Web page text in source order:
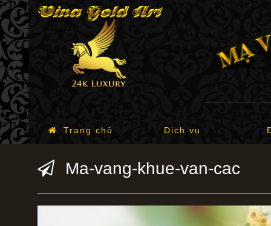
Trang chủ Dịch vụ
Ma-vang-khue-van-cac